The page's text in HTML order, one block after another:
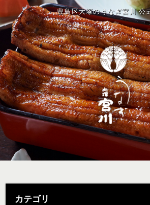
豊島区大塚のうなぎ宮川 公
カテゴリ